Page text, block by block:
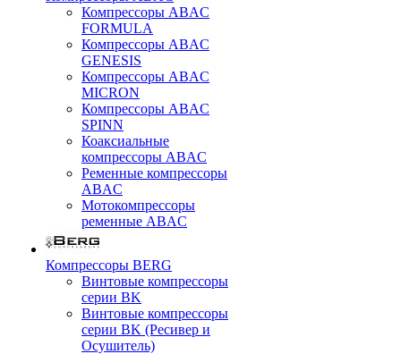
Компрессоры ABAC
FORMULA
Компрессоры ABAC
GENESIS
Компрессоры ABAC
MICRON
Компрессоры ABAC
SPINN
Коаксиальные
компрессоры ABAC
Ременные компрессоры
ABAC
Мотокомпрессоры
ременные ABAC
Компрессоры BERG
Винтовые компрессоры
серии BK
Винтовые компрессоры
серии BK (Ресивер и
Осушитель)